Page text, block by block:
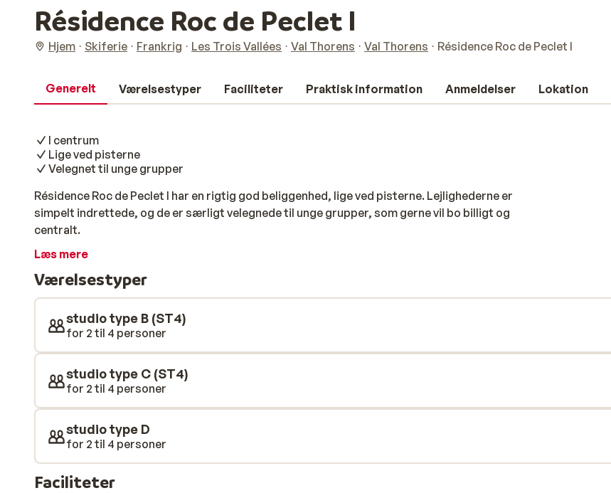
Résidence Roc de Peclet I
Hjem Skiferie Frankrig Les Trois Vallées Val Thorens Val Thorens Résidence Roc de Peclet I
Generelt Værelsestyper Faciliteter Praktisk information Anmeldelser Lokation
I centrum
Lige ved pisterne
Velegnet til unge grupper
Résidence Roc de Peclet I har en rigtig god beliggenhed, lige ved pisterne. Lejlighederne er
simpelt indrettede, og de er særligt velegnede til unge grupper, som gerne vil bo billigt og
centralt.
Læs mere
Værelsestyper
studio type B (ST4)
for 2 til 4 personer
studio type C (ST4)
for 2 til 4 personer
studio type D
for 2 til 4 personer
Faciliteter